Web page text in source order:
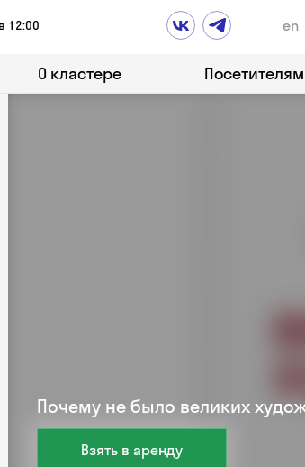
12:00 en
О кластере Посетителям
Почему не было великих
Взять в аренду